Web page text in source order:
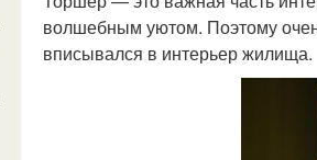
волшебным уютом. Поэтому
вписывался в интерьер жилища.